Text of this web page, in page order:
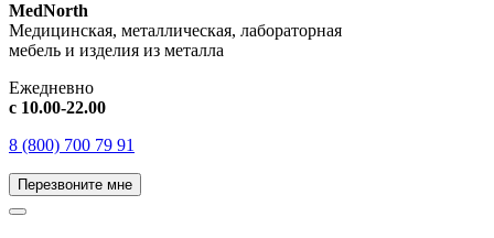
MedNorth
Медицинская, металлическая, лабораторная
мебель и изделия из металла
Ежедневно
с 10.00-22.00
8 (800) 700 79 91
Перезвоните мне